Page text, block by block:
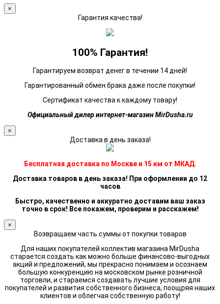
×
Гарантия качества!
100% Гарантия!
Гарантируем возврат денег в течении 14 дней!
Гарантированный обмен брака даже после покупки!
Сертификат качества к каждому товару!
Официальный дилер интернет-магазин MirDusha.ru
×
Доставка в день заказа!
Бесплатная доставка по Москве и 15 км от МКАД.
Доставка товаров в день заказа! При оформлении до 12
часов
Быстро, качественно и аккуратно доставим ваш заказ
точно в срок! Все покажем, проверим и расскажем!
×
Возвращаем часть суммы от покупки товаров
Для наших покупателей коллектив магазина MirDusha
старается создать как можно больше финансово-выгодных
акций и предложений, мы прекрасно понимаем и осознаем
большую конкуренцию на московском рынке розничной
торговли, и стараемся создавать лучшие условия для
покупателей и развития собственного бизнеса, поощряя наших
клиентов и облегчая собственную работу!